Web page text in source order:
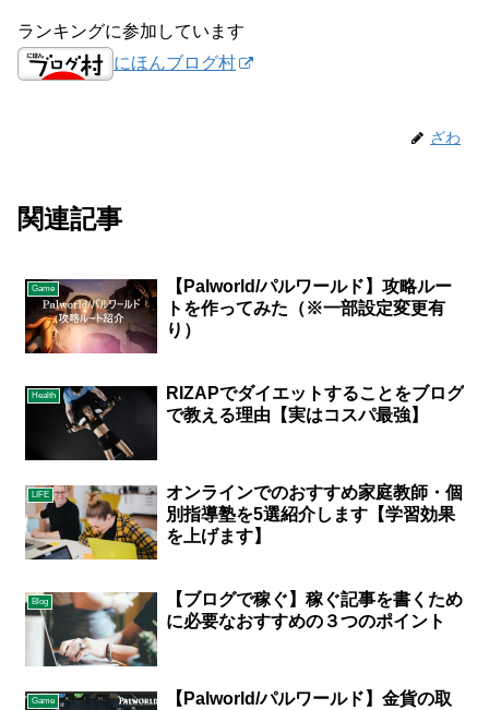
ランキングに参加しています
にほんブログ村
ざわ
関連記事
Game
【Palworld/パルワールド】攻略ルー
トを作ってみた（※一部設定変更有
り）
Health
RIZAPでダイエットすることをブログ
で教える理由【実はコスパ最強】
LIFE
オンラインでのおすすめ家庭教師・個
別指導塾を5選紹介します【学習効果
を上げます】
Blog
【ブログで稼ぐ】稼ぐ記事を書くため
に必要なおすすめの３つのポイント
Game
【Palworld/パルワールド】金貨の取